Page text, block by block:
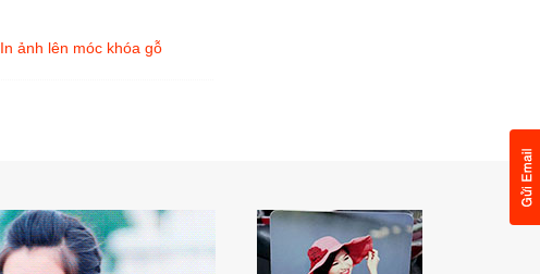
In ảnh lên móc khóa gỗ